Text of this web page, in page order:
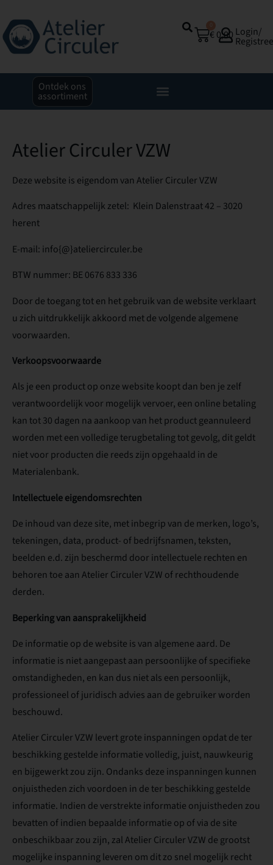
€ 0,00 Login/
Ontdek ons
assortiment
Atelier Circuler VZW
Deze website is eigendom van Atelier Circuler VZW
Adres maatschappelijk zetel: Klein Dalenstraat 42 – 3020
herent
E-mail: info{@}ateliercirculer.be
BTW nummer: BE 0676 833 336
Door de toegang tot en het gebruik van de website verklaart
u zich uitdrukkelijk akkoord met de volgende algemene
voorwaarden.
Verkoopsvoorwaarde
Als je een product op onze website koopt dan ben je zelf
verantwoordelijk voor mogelijk vervoer, een online betaling
kan tot 30 dagen na aankoop van het product geannuleerd
worden met een volledige terugbetaling tot gevolg, dit geldt
niet voor producten die reeds zijn opgehaald in de
Materialenbank.
Intellectuele eigendomsrechten
De inhoud van deze site, met inbegrip van de merken, logo’s,
tekeningen, data, product- of bedrijfsnamen, teksten,
beelden e.d. zijn beschermd door intellectuele rechten en
behoren toe aan Atelier Circuler VZW of rechthoudende
derden.
Beperking van aansprakelijkheid
De informatie op de website is van algemene aard. De
informatie is niet aangepast aan persoonlijke of specifieke
omstandigheden, en kan dus niet als een persoonlijk,
professioneel of juridisch advies aan de gebruiker worden
beschouwd.
Atelier Circuler VZW levert grote inspanningen opdat de ter
beschikking gestelde informatie volledig, juist, nauwkeurig
en bijgewerkt zou zijn. Ondanks deze inspanningen kunnen
onjuistheden zich voordoen in de ter beschikking gestelde
informatie. Indien de verstrekte informatie onjuistheden zou
bevatten of indien bepaalde informatie op of via de site
onbeschikbaar zou zijn, zal Atelier Circuler VZW de grootst
mogelijke inspanning leveren om dit zo snel mogelijk recht